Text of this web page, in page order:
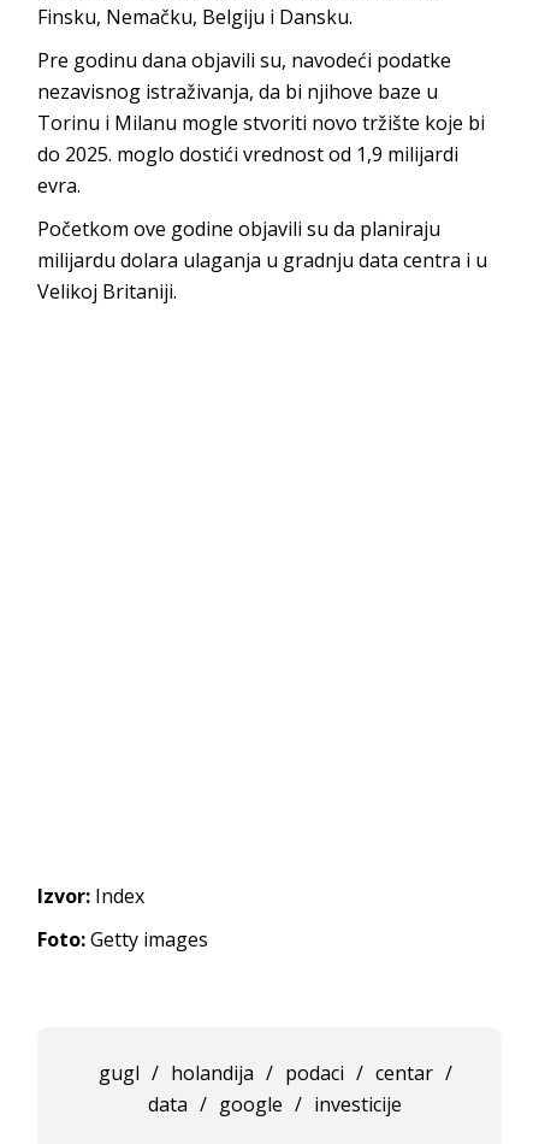
Finsku, Nemačku, Belgiju i Dansku.
Pre godinu dana objavili su, navodeći podatke
nezavisnog istraživanja, da bi njihove baze u
Torinu i Milanu mogle stvoriti novo tržište koje bi
do 2025. moglo dostići vrednost od 1,9 milijardi
evra.
Početkom ove godine objavili su da planiraju
milijardu dolara ulaganja u gradnju data centra i u
Velikoj Britaniji.
Izvor: Index
Foto:Getty images
gugl / holandija / podaci / centar /
data / google / investicije